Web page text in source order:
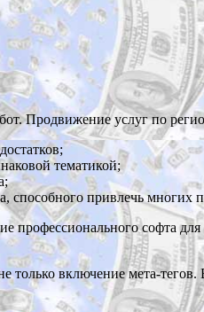
Продвижение услуг по
тематикой;
способного привлечь многих
профессионального софта
только включение мета-